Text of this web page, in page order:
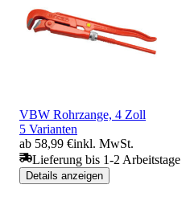
VBW Rohrzange, 4 Zoll
5 Varianten
ab 58,99 €inkl. MwSt.
Lieferung bis 1-2 Arbeitstage
Details anzeigen